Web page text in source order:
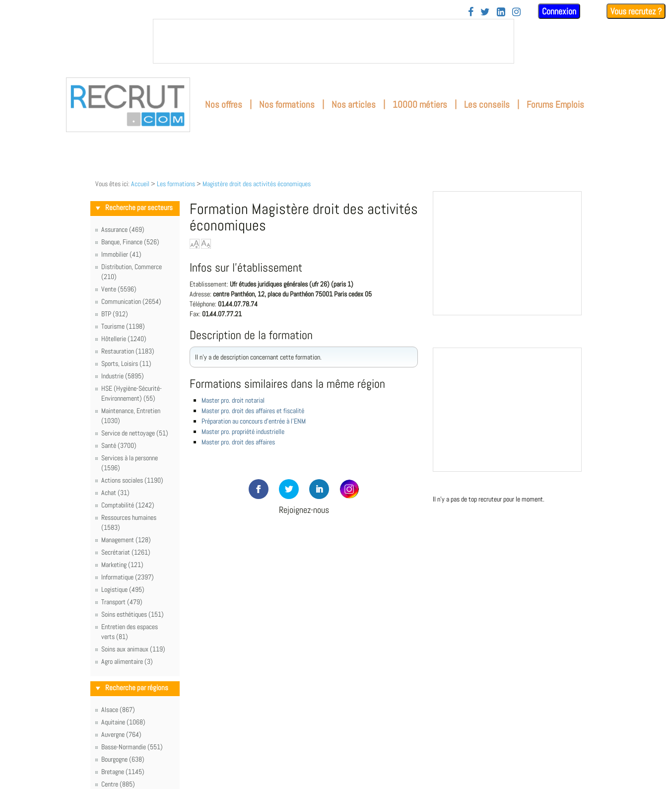
    Connexion Vous recrutez ?
Nos offres | Nos formations | Nos articles | 10000 métiers | Les conseils | Forums Emplois
Vous êtes ici: Accueil > Les formations > Magistère droit des activités économiques
Recherche par secteurs
Assurance (469)
Banque, Finance (526)
Immobilier (41)
Distribution, Commerce
(210)
Vente (5596)
Communication (2654)
BTP (912)
Tourisme (1198)
Hôtellerie (1240)
Restauration (1183)
Sports, Loisirs (11)
Industrie (5895)
HSE (Hygiène-Sécurité-
Environnement) (55)
Maintenance, Entretien
(1030)
Service de nettoyage (51)
Santé (3700)
Services à la personne
(1596)
Actions sociales (1190)
Achat (31)
Comptabilité (1242)
Ressources humaines
(1583)
Management (128)
Secrétariat (1261)
Marketing (121)
Informatique (2397)
Logistique (495)
Transport (479)
Soins esthétiques (151)
Entretien des espaces
verts (81)
Soins aux animaux (119)
Agro alimentaire (3)
Recherche par régions
Alsace (867)
Aquitaine (1068)
Auvergne (764)
Basse-Normandie (551)
Bourgogne (638)
Bretagne (1145)
Centre (885)
Formation Magistère droit des activités
économiques
Infos sur l'établissement
Etablissement: Ufr études juridiques générales (ufr 26) (paris 1)
Adresse: centre Panthéon, 12, place du Panthéon 75001 Paris cedex 05
Téléphone: 01.44.07.78.74
Fax: 01.44.07.77.21
Description de la formation
Il n'y a de description concernant cette formation.
Formations similaires dans la même région
Master pro. droit notarial
Master pro. droit des affaires et fiscalité
Préparation au concours d'entrée à l'ENM
Master pro. propriété industrielle
Master pro. droit des affaires
Rejoignez-nous
Il n'y a pas de top recruteur pour le moment.